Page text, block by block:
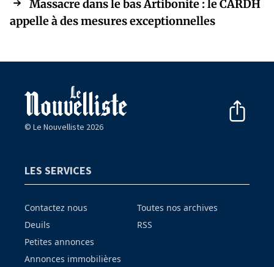
Massacre dans le bas Artibonite : le CARDH
appelle à des mesures exceptionnelles
© Le Nouvelliste 2026
LES SERVICES
Contactez nous
Deuils
Petites annonces
Annonces immobilières
Toutes nos archives
RSS